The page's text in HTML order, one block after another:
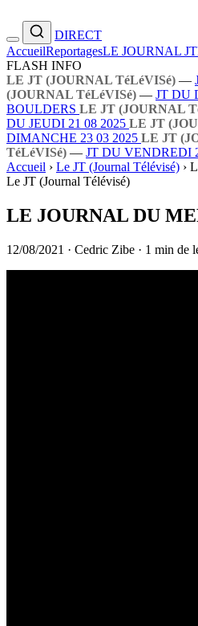
DIRECT
AccueilReportagesLE JOURNAL JT
FLASH INFO
LE JT (JOURNAL TéLéVISé) —
(JOURNAL TéLéVISé) — JT DU
BOULDERS LE JT (JOURNAL
DU JEUDI 21 08 2025 LE JT
DIMANCHE 23 03 2025 LE JT
TéLéVISé) — JT DU VENDREDI
Accueil › Le JT (Journal Télévisé) ›
Le JT (Journal Télévisé)
LE JOURNAL DU
12/08/2021 · Cedric Zibe · 1 min de